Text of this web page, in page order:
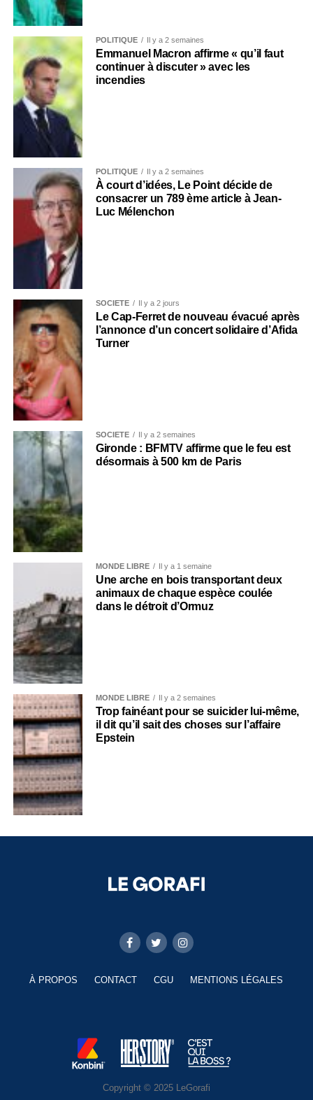
POLITIQUE Il y a 2 semaines
Emmanuel Macron affirme « qu’il faut
continuer à discuter » avec les
incendies
POLITIQUE Il y a 2 semaines
À court d’idées, Le Point décide de
consacrer un 789 ème article à Jean-
Luc Mélenchon
SOCIÉTÉ Il y a 2 jours
Le Cap-Ferret de nouveau évacué après
l’annonce d’un concert solidaire d’Afida
Turner
SOCIÉTÉ Il y a 2 semaines
Gironde : BFMTV affirme que le feu est
désormais à 500 km de Paris
MONDE LIBRE Il y a 1 semaine
Une arche en bois transportant deux
animaux de chaque espèce coulée
dans le détroit d’Ormuz
MONDE LIBRE Il y a 2 semaines
Trop fainéant pour se suicider lui-même,
il dit qu’il sait des choses sur l’affaire
Epstein
À PROPOS CONTACT CGU MENTIONS LÉGALES
Copyright © 2025 LeGorafi